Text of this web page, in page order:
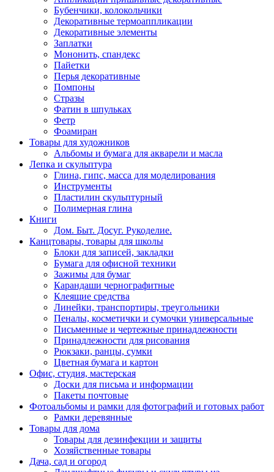
Бубенчики, колокольчики
Декоративные термоаппликации
Декоративные элементы
Заплатки
Мононить, спандекс
Пайетки
Перья декоративные
Помпоны
Стразы
Фатин в шпульках
Фетр
Фоамиран
Товары для художников
Альбомы и бумага для акварели и масла
Лепка и скульптура
Глина, гипс, масса для моделирования
Инструменты
Пластилин скульптурный
Полимерная глина
Книги
Дом. Быт. Досуг. Рукоделие.
Канцтовары, товары для школы
Блоки для записей, закладки
Бумага для офисной техники
Зажимы для бумаг
Карандаши чернографитные
Клеящие средства
Линейки, транспортиры, треугольники
Пеналы, косметички и сумочки универсальные
Письменные и чертежные принадлежности
Принадлежности для рисования
Рюкзаки, ранцы, сумки
Цветная бумага и картон
Офис, студия, мастерская
Доски для письма и информации
Пакеты почтовые
Фотоальбомы и рамки для фотографий и готовых работ
Рамки деревянные
Товары для дома
Товары для дезинфекции и защиты
Хозяйственные товары
Дача, сад и огород